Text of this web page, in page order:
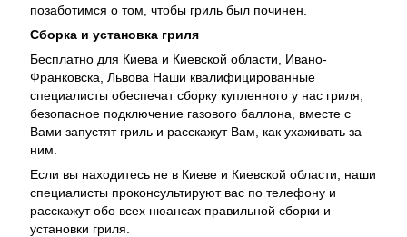
позаботимся о том, чтобы гриль был починен.
Сборка и установка гриля
Бесплатно для Киева и Киевской области, Ивано-
Франковска, Львова Наши квалифицированные
специалисты обеспечат сборку купленного у нас гриля,
безопасное подключение газового баллона, вместе с
Вами запустят гриль и расскажут Вам, как ухаживать за
ним.
Если вы находитесь не в Киеве и Киевской области, наши
специалисты проконсультируют вас по телефону и
расскажут обо всех нюансах правильной сборки и
установки гриля.